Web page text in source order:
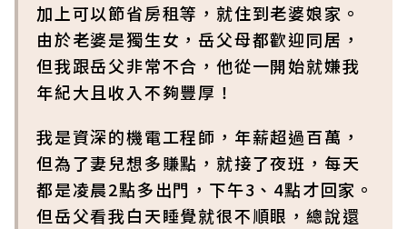
加上可以節省房租等，就住到老婆娘家。
由於老婆是獨生女，岳父母都歡迎同居，
但我跟岳父非常不合，他從一開始就嫌我
年紀大且收入不夠豐厚！
我是資深的機電工程師，年薪超過百萬，
但為了妻兒想多賺點，就接了夜班，每天
都是凌晨2點多出門，下午3、4點才回家。
但岳父看我白天睡覺就很不順眼，總說還